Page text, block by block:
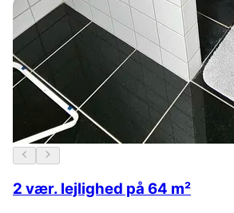
2 vær. lejlighed på 64 m²